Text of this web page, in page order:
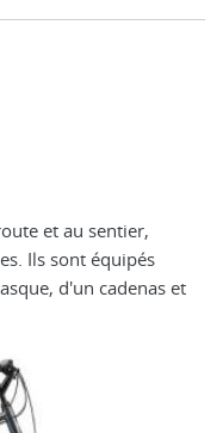
et au sentier,
Ils sont équipés
d'un cadenas et